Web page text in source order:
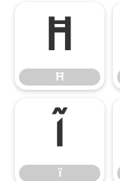
Ħ
Ħ
ĩ
ĩ